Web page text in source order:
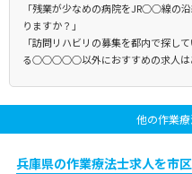
「残業が少なめの病院をJR○○線の
りますか？」
「訪問リハビリの募集を都内で探し
る○○○○○以外におすすめの求人は
他の作業
兵庫県の作業療法士求人を市